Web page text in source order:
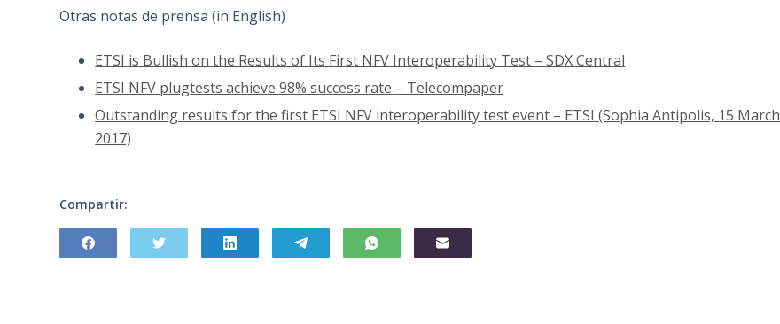
Otras notas de prensa (in English)
ETSI is Bullish on the Results of Its First NFV Interoperability Test – SDX Central
ETSI NFV plugtests achieve 98% success rate – Telecompaper
Outstanding results for the first ETSI NFV interoperability test event – ETSI (Sophia Antipolis, 15 March
2017)
Compartir: